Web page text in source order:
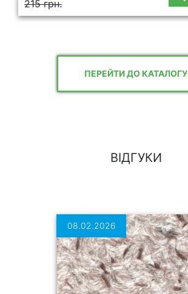
215 грн.
ПЕРЕЙТИ ДО КАТАЛОГУ
ВІДГУКИ
08.02.2026